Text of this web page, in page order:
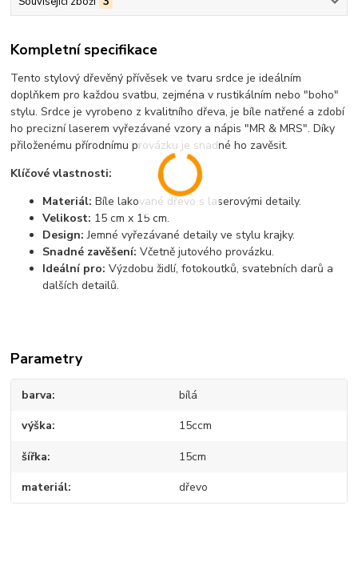
Kompletní specifikace
Tento stylový dřevěný přívěsek ve tvaru srdce je ideálním
doplňkem pro každou svatbu, zejména v rustikálním nebo "boho"
stylu. Srdce je vyrobeno z kvalitního dřeva, je bíle natřené a zdobí
ho precizní laserem vyřezávané vzory a nápis "MR & MRS". Díky
přiloženému přírodnímu provázku je snadné ho zavěsit.
Klíčové vlastnosti:
Materiál: Bíle lakované dřevo s laserovými detaily.
Velikost: 15 cm x 15 cm.
Design: Jemné vyřezávané detaily ve stylu krajky.
Snadné zavěšení: Včetně jutového provázku.
Ideální pro: Výzdobu židlí, fotokoutků, svatebních darů a
dalších detailů.
Parametry
barva bílá
výška 15ccm
šířka 15cm
materiál dřevo